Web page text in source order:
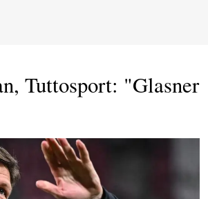
Tuttosport: "Glasner